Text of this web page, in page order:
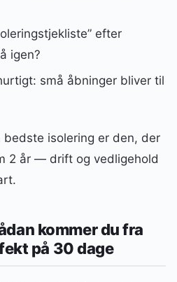
efter
igen?
små åbninger bliver til
bedste isolering er den, der
2 år — drift og vedligehold
kommer du fra
på 30 dage